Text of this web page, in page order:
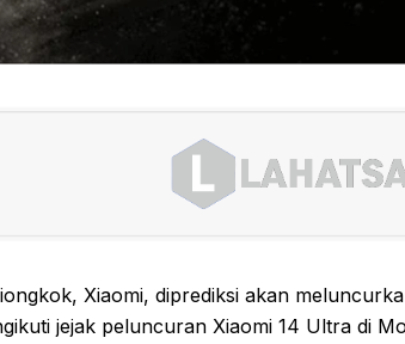
Xiaomi, diprediksi akan
jejak peluncuran Xiaomi 14 Ultra di